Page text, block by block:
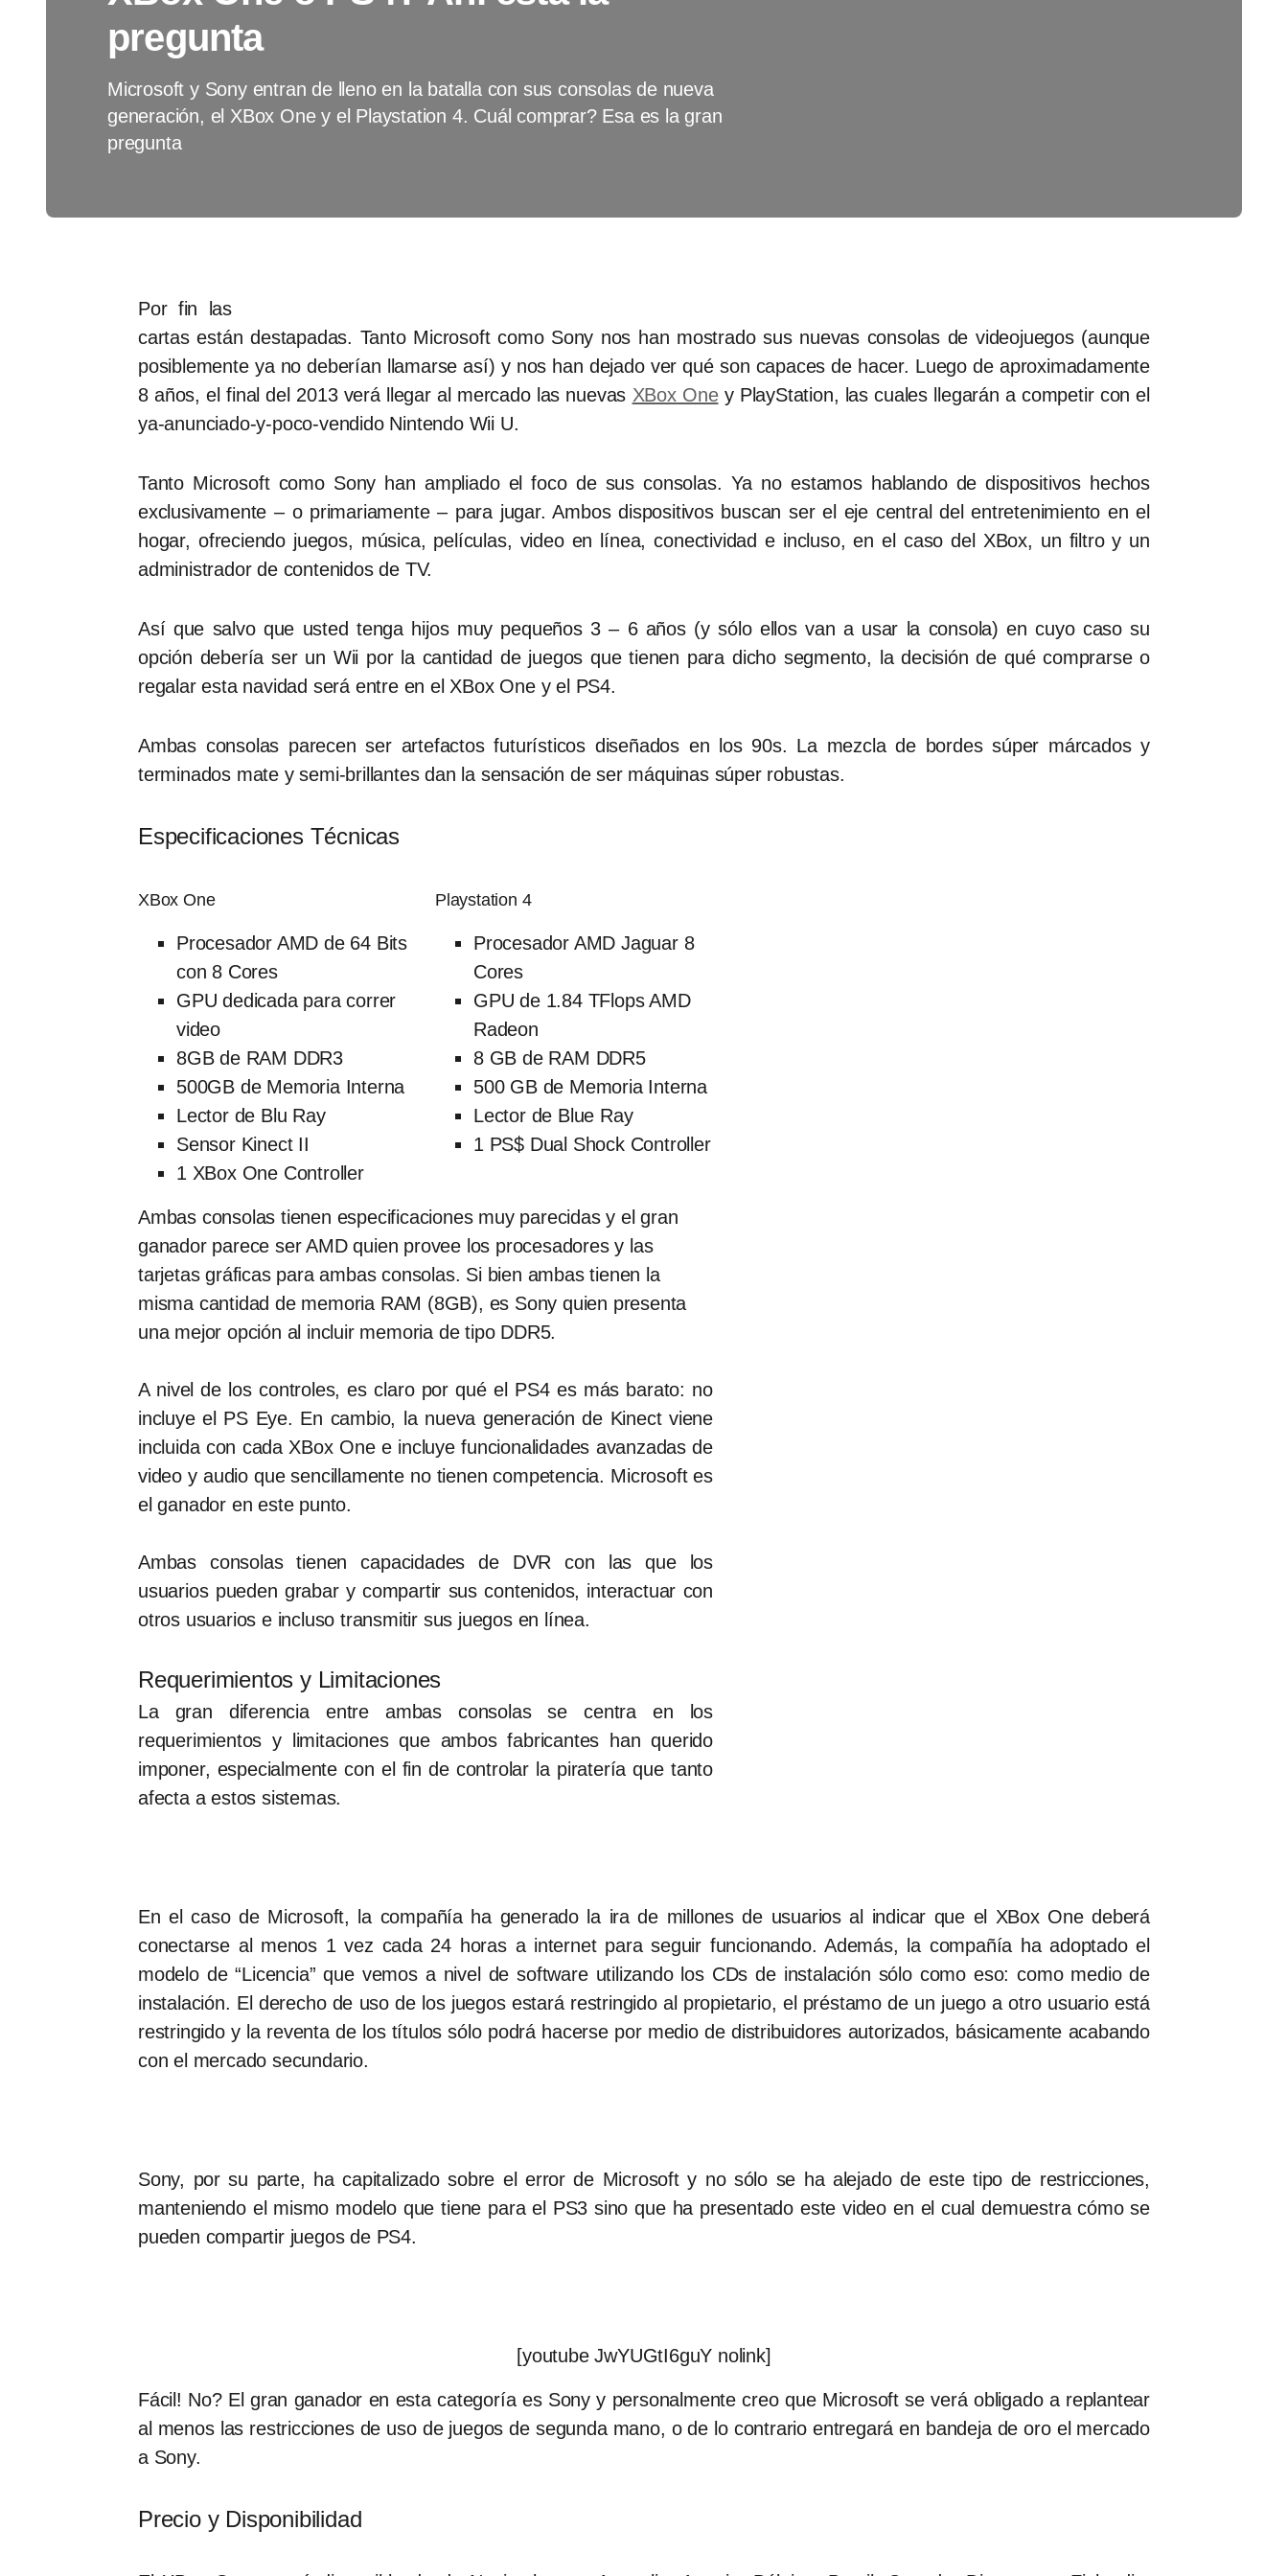
pregunta
Microsoft y Sony entran de lleno en la batalla con sus consolas de nueva
generación, el XBox One y el Playstation 4. Cuál comprar? Esa es la gran
pregunta
Por fin las
cartas están destapadas. Tanto Microsoft como Sony nos han mostrado sus nuevas consolas de videojuegos (aunque
posiblemente ya no deberían llamarse así) y nos han dejado ver qué son capaces de hacer. Luego de aproximadamente
8 años, el final del 2013 verá llegar al mercado las nuevas XBox Oney PlayStation, las cuales llegarán a competir con el
ya-anunciado-y-poco-vendido Nintendo Wii U.
Tanto Microsoft como Sony han ampliado el foco de sus consolas. Ya no estamos hablando de dispositivos hechos
exclusivamente – o primariamente – para jugar. Ambos dispositivos buscan ser el eje central del entretenimiento en el
hogar, ofreciendo juegos, música, películas, video en línea, conectividad e incluso, en el caso del XBox, un filtro y un
administrador de contenidos de TV.
Así que salvo que usted tenga hijos muy pequeños 3 – 6 años (y sólo ellos van a usar la consola) en cuyo caso su
opción debería ser un Wii por la cantidad de juegos que tienen para dicho segmento, la decisión de qué comprarse o
regalar esta navidad será entre en el XBox One y el PS4.
Ambas consolas parecen ser artefactos futurísticos diseñados en los 90s. La mezcla de bordes súper márcados y
terminados mate y semi-brillantes dan la sensación de ser máquinas súper robustas.
Especificaciones Técnicas
XBox One
Procesador AMD de 64 Bits
con 8 Cores
GPU dedicada para correr
video
8GB de RAM DDR3
500GB de Memoria Interna
Lector de Blu Ray
Sensor Kinect II
1 XBox One Controller
Playstation 4
Procesador AMD Jaguar 8
Cores
GPU de 1.84 TFlops AMD
Radeon
8 GB de RAM DDR5
500 GB de Memoria Interna
Lector de Blue Ray
1 PS$ Dual Shock Controller
Ambas consolas tienen especificaciones muy parecidas y el gran
ganador parece ser AMD quien provee los procesadores y las
tarjetas gráficas para ambas consolas. Si bien ambas tienen la
misma cantidad de memoria RAM (8GB), es Sony quien presenta
una mejor opción al incluir memoria de tipo DDR5.
A nivel de los controles, es claro por qué el PS4 es más barato: no
incluye el PS Eye. En cambio, la nueva generación de Kinect viene
incluida con cada XBox One e incluye funcionalidades avanzadas de
video y audio que sencillamente no tienen competencia. Microsoft es
el ganador en este punto.
Ambas consolas tienen capacidades de DVR con las que los
usuarios pueden grabar y compartir sus contenidos, interactuar con
otros usuarios e incluso transmitir sus juegos en línea.
Requerimientos y Limitaciones
La gran diferencia entre ambas consolas se centra en los
requerimientos y limitaciones que ambos fabricantes han querido
imponer, especialmente con el fin de controlar la piratería que tanto
afecta a estos sistemas.
En el caso de Microsoft, la compañía ha generado la ira de millones de usuarios al indicar que el XBox One deberá
conectarse al menos 1 vez cada 24 horas a internet para seguir funcionando. Además, la compañía ha adoptado el
modelo de “Licencia” que vemos a nivel de software utilizando los CDs de instalación sólo como eso: como medio de
instalación. El derecho de uso de los juegos estará restringido al propietario, el préstamo de un juego a otro usuario está
restringido y la reventa de los títulos sólo podrá hacerse por medio de distribuidores autorizados, básicamente acabando
con el mercado secundario.
Sony, por su parte, ha capitalizado sobre el error de Microsoft y no sólo se ha alejado de este tipo de restricciones,
manteniendo el mismo modelo que tiene para el PS3 sino que ha presentado este video en el cual demuestra cómo se
pueden compartir juegos de PS4.
[youtube JwYUGtI6guY nolink]
Fácil! No? El gran ganador en esta categoría es Sony y personalmente creo que Microsoft se verá obligado a replantear
al menos las restricciones de uso de juegos de segunda mano, o de lo contrario entregará en bandeja de oro el mercado
a Sony.
Precio y Disponibilidad